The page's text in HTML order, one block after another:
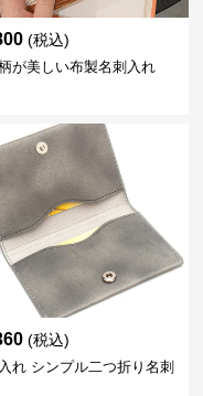
(税込)
が美しい布製名刺入れ
(税込)
れ シンプル二つ折り名刺